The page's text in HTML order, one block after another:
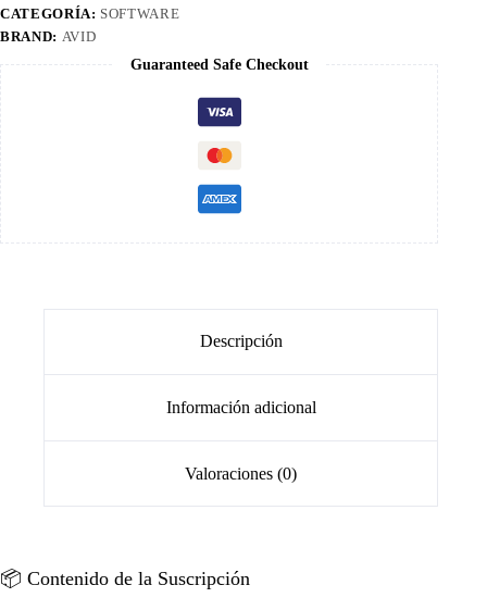
CATEGORÍA: SOFTWARE
BRAND: AVID
Guaranteed Safe Checkout
Descripción
Información adicional
Valoraciones (0)
📦 Contenido de la Suscripción